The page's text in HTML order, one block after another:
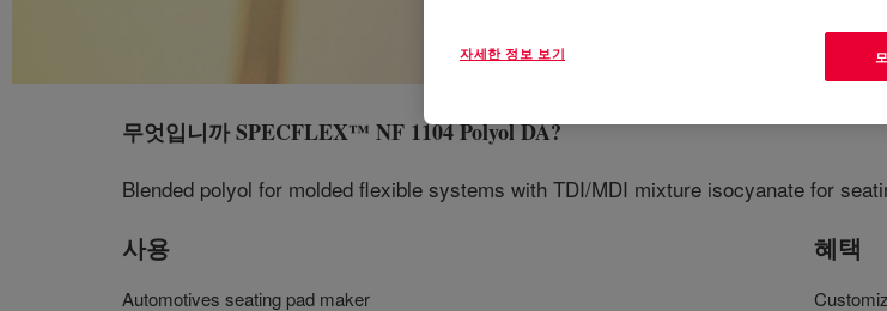
무엇입니까SPECFLEX™ NF 1104 Polyol DA?
Blended polyol for molded flexible systems with TDI/MDI mixture isocyanate for
사용
Automotives seating pad maker
혜택
자세한 정보 보기